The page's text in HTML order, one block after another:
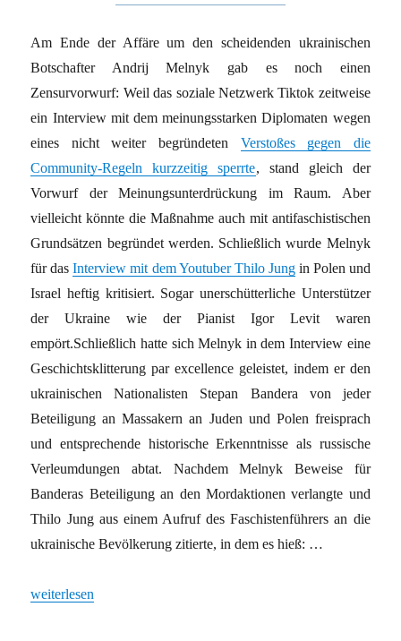
Am Ende der Affäre um den scheidenden ukrainischen
Botschafter Andrij Melnyk gab es noch einen
Zensurvorwurf: Weil das soziale Netzwerk Tiktok zeitweise
ein Interview mit dem meinungsstarken Diplomaten wegen
eines nicht weiter begründeten Verstoßes gegen die
Community-Regeln kurzzeitig sperrte, stand gleich der
Vorwurf der Meinungsunterdrückung im Raum. Aber
vielleicht könnte die Maßnahme auch mit antifaschistischen
Grundsätzen begründet werden. Schließlich wurde Melnyk
für dasInterview mit dem Youtuber Thilo Jungin Polen und
Israel heftig kritisiert. Sogar unerschütterliche Unterstützer
der Ukraine wie der Pianist Igor Levit waren
empört.Schließlich hatte sich Melnyk in dem Interview eine
Geschichtsklitterung par excellence geleistet, indem er den
ukrainischen Nationalisten Stepan Bandera von jeder
Beteiligung an Massakern an Juden und Polen freisprach
und entsprechende historische Erkenntnisse als russische
Verleumdungen abtat. Nachdem Melnyk Beweise für
Banderas Beteiligung an den Mordaktionen verlangte und
Thilo Jung aus einem Aufruf des Faschistenführers an die
ukrainische Bevölkerung zitierte, in dem es hieß: …
„Was Andrij Melnyk für den deutschen Geschichtsrevisionismus
weiterlesen